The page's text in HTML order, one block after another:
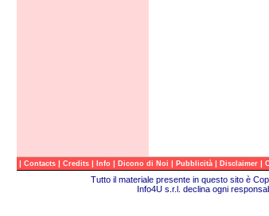
| Contacts | Credits | Info | Dicono di Noi | Pubblicità | Disclaimer |
Tutto il materiale presente in questo sito è
Info4U s.r.l. declina ogni